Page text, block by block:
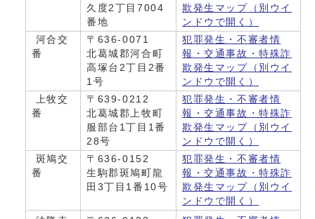
久度2丁目7004
番地
欺発生マップ （別ウイ
ンドウで開く）
河合交
番
〒636-0071
北葛城郡河合町
高塚台2丁目2番
1号
犯罪発生・不審者情
報・交通事故・特殊詐
欺発生マップ （別ウイ
ンドウで開く）
上牧交
番
〒639-0212
北葛城郡上牧町
服部台1丁目1番
28号
犯罪発生・不審者情
報・交通事故・特殊詐
欺発生マップ （別ウイ
ンドウで開く）
斑鳩交
番
〒636-0152
生駒郡斑鳩町龍
田3丁目1番10号
犯罪発生・不審者情
報・交通事故・特殊詐
欺発生マップ （別ウイ
ンドウで開く）